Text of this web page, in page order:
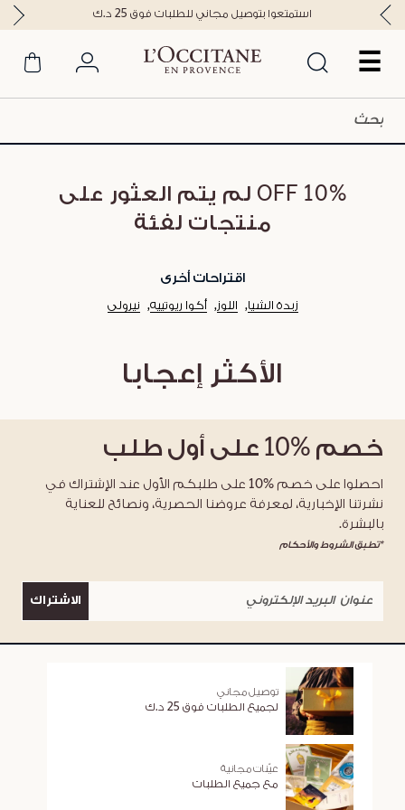
☰
استمتعوا بتوصيل مجاني للطلبات فوق 25 د.ك
10% OFF لم يتم العثور على
منتجات لفئة
اقتراحات أخرى
زبدة الشيا اللوز أكوا ريوتييه نيرولي
الأكثر إعجابا
خصم %10 على أول طلب
احصلوا على خصم %10 على طلبكم الأول عند الإشتراك في
نشرتنا الإخبارية، لمعرفة عروضنا الحصرية، ونصائح للعناية
بالبشرة.
*تطبق الشروط والأحكام
الاشتراك
توصيل مجاني
لجميع الطلبات فوق 25 د.ك
عيّنات مجانية
مع جميع الطلبات